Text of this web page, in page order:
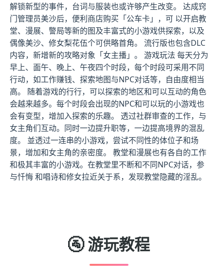
解锁新型的事件，台词与服装也或许够产生改变。 达成窍
门管理员美沙后，便利商店购买「公车卡」，可 以开启教
堂、漫展、警局等新的图及丰富式的小游戏供探索，以及
偶像美沙、修女梨花伍个可供略首角。 流行版也包含DLC
内容，新增新的攻略对象「女主播」。 游戏玩法 每天分为
早上、面午、晚上、午夜四个时段，每个时段可采用不同
行动，如工作赚钱、探索地图与NPC对话等，自由度相当
高。 随着游戏的行行，可以探索的地区和可以互动的角色
会越来越多。每个时段会出现的NPC和可以玩的小游戏也
会有变型，增加入探索的乐趣。 透过社群审查的工作，与
女主角们互动。同时一边提升职等，一边提高境界的混乱
度。 並透过一连串的小游戏，尝试不同性的体位子和场
景，增加和女主角的亲密度。 教堂和漫展也有各自的工作
和极其丰富的小游戏。在教堂里不断和不同NPC对话，参
与忏悔 和唱诗和修女拉近关于系，发现教堂隐藏的淫乱。
🚰 游玩教程